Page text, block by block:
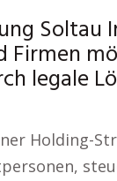
Soltau
Firmen
legale
Holding-